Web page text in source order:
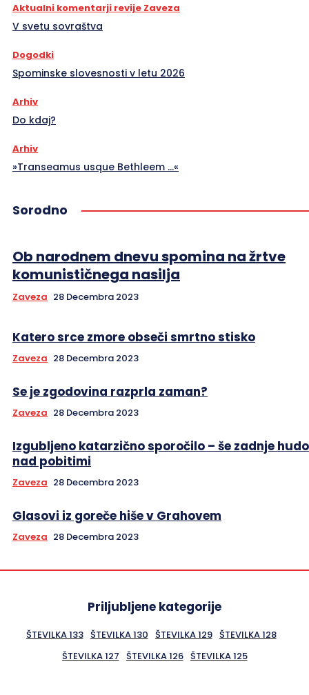
Aktualni komentarji revije Zaveza
V svetu sovraštva
Dogodki
Spominske slovesnosti v letu 2026
Arhiv
Do kdaj?
Arhiv
»Transeamus usque Bethleem …«
Sorodno
Ob narodnem dnevu spomina na žrtve
komunističnega nasilja
Zaveza 28 Decembra 2023
Katero srce zmore obseči smrtno stisko
Zaveza 28 Decembra 2023
Se je zgodovina razprla zaman?
Zaveza 28 Decembra 2023
Izgubljeno katarzično sporočilo – še zadnje
nad pobitimi
Zaveza 28 Decembra 2023
Glasovi iz goreče hiše v Grahovem
Zaveza 28 Decembra 2023
Priljubljene kategorije
ŠTEVILKA 133 ŠTEVILKA 130 ŠTEVILKA 129 ŠTEVILKA 128
ŠTEVILKA 127 ŠTEVILKA 126 ŠTEVILKA 125